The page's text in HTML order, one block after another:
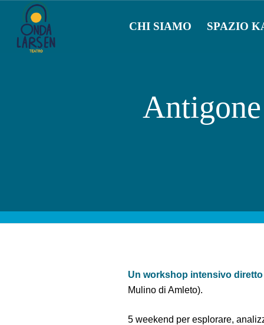
CHI SIAMO SPAZIO
Un workshop intensivo diretto
Mulino di Amleto).
5 weekend per esplorare,